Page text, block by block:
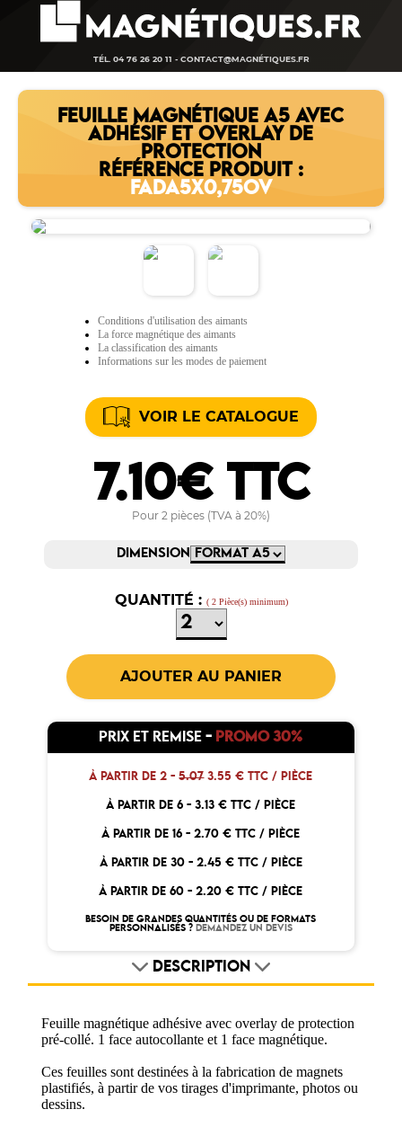
TÉL. 04 76 26 20 11 - CONTACT@MAGNÉTIQUES.FR
FEUILLE MAGNÉTIQUE A5 AVEC
ADHÉSIF ET OVERLAY DE
PROTECTION
RÉFÉRENCE PRODUIT :
FADA5X0,75OV
Conditions d'utilisation des aimants
La force magnétique des aimants
La classification des aimants
Informations sur les modes de paiement
VOIR LE CATALOGUE
7.10€ TTC
Pour 2 pièces (TVA à 20%)
DIMENSION
QUANTITÉ : ( 2 Pièce(s) minimum)
PRIX ET REMISE- PROMO 30%
À PARTIR DE 2 -5.07 3.55 € TTC / PIÈCE
À PARTIR DE 6 -3.13 € TTC / PIÈCE
À PARTIR DE 16 - 2.70 € TTC / PIÈCE
À PARTIR DE 30 - 2.45 € TTC / PIÈCE
À PARTIR DE 60 - 2.20 € TTC / PIÈCE
BESOIN DE GRANDES QUANTITÉS OU DE FORMATS
PERSONNALISÉS ? DEMANDEZ UN DEVIS
DESCRIPTION
Feuille magnétique adhésive avec overlay de protection
pré-collé. 1 face autocollante et 1 face magnétique.
Ces feuilles sont destinées à la fabrication de magnets
plastifiés, à partir de vos tirages d'imprimante, photos ou
dessins.